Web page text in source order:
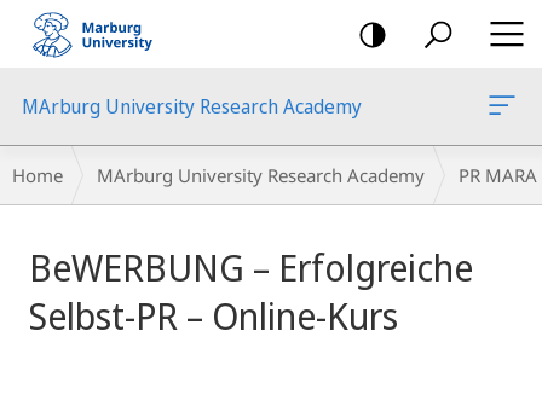
mobile
navigation
MArburg University Research Academy
Breadcrumb-
Navigation
Home MArburg University Research Academy PR MARA
content
BeWERBUNG – Erfolgreiche
Selbst-PR – Online-Kurs